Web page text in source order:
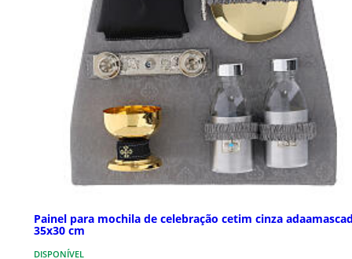
Painel para mochila de celebração cetim cinza
35x30 cm
DISPONÍVEL